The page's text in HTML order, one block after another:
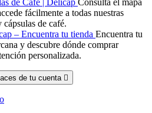
de Café | Delicap Consulta el mapa
fácilmente a todas nuestras
de café.
– Encuentra tu tienda Encuentra tu
y descubre dónde comprar
personalizada.
de tu cuenta 